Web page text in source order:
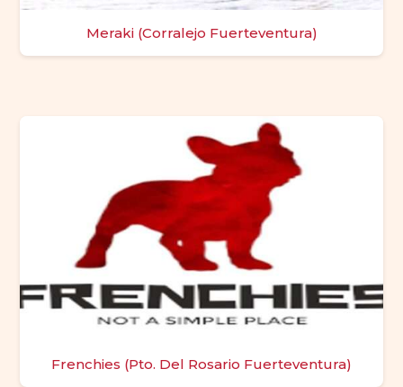
Meraki (Corralejo Fuerteventura)
Frenchies (Pto. Del Rosario Fuerteventura)